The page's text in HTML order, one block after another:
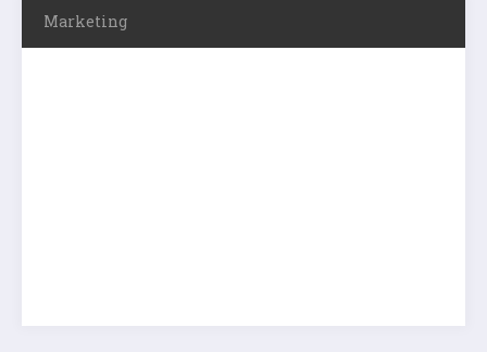
Marketing